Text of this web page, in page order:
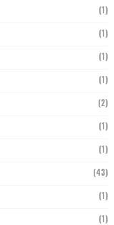
(1)
(1)
(1)
(1)
(2)
(1)
(1)
(43)
(1)
(1)